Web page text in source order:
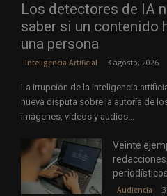
Los detectores de IA
saber si un contenido
una persona
Inteligencia Artificial 3 agosto, 2026
La irrupción de la inteligencia
nueva disputa sobre la autoría de
imágenes, vídeos y audios...
Veinte
periodísticos
Audiencia